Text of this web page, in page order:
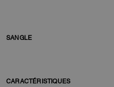
SANGLE
CARACTÉRISTIQUES